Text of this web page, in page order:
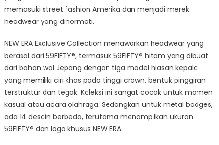
memasuki street fashion Amerika dan menjadi merek
headwear yang dihormati.
NEW ERA Exclusive Collection menawarkan headwear yang
berasal dari 59FIFTY®, termasuk 59FIFTY® hitam yang dibuat
dari bahan wol Jepang dengan tiga model hiasan kepala
yang memiliki ciri khas pada tinggi crown, bentuk pinggiran
terstruktur dan tegak. Koleksi ini sangat cocok untuk momen
kasual atau acara olahraga. Sedangkan untuk metal badges,
ada 14 desain berbeda, terutama menampilkan ukuran
59FIFTY® dan logo khusus NEW ERA.